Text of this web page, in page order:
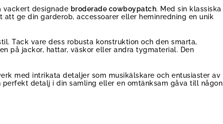
vackert designade broderade cowboypatch. Med sin klassiska
ge din garderob, accessoarer eller heminredning en unik
Tack vare dess robusta konstruktion och den smarta,
på jackor, hattar, väskor eller andra tygmaterial. Den
med intrikata detaljer som musikälskare och entusiaster av
detalj i din samling eller en omtänksam gåva till någon